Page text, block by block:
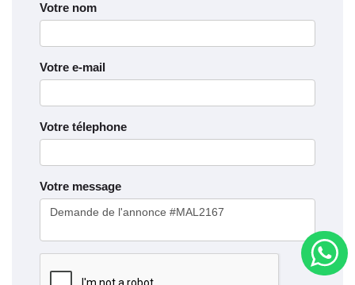
Votre nom
Votre e-mail
Votre télephone
Votre message